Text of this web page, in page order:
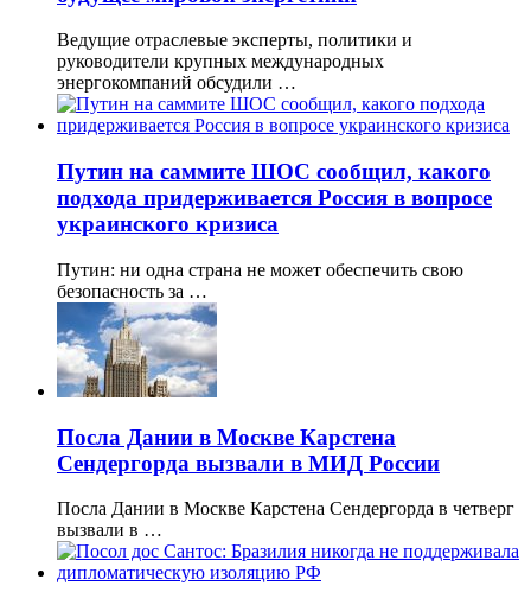
Ведущие отраслевые эксперты, политики и
руководители крупных международных
энергокомпаний обсудили …
Путин на саммите ШОС сообщил, какого
подхода придерживается Россия в вопросе
украинского кризиса
Путин: ни одна страна не может обеспечить свою
безопасность за …
Посла Дании в Москве Карстена
Сендергорда вызвали в МИД России
Посла Дании в Москве Карстена Сендергорда в четверг
вызвали в …